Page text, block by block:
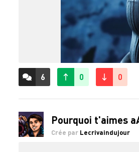
ACCÉDER AUX
6
COMMENTAIRES
0 0
Pourquoi t'aimes
Crée par Lecrivaindujour